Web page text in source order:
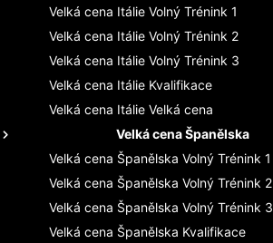
Velká cena Itálie Volný Trénink 1
Velká cena Itálie Volný Trénink 2
Velká cena Itálie Volný Trénink 3
Velká cena Itálie Kvalifikace
Velká cena Itálie Velká cena
Velká cena Španělska
Velká cena Španělska Volný Trénink 1
Velká cena Španělska Volný Trénink 2
Velká cena Španělska Volný Trénink 3
Velká cena Španělska Kvalifikace